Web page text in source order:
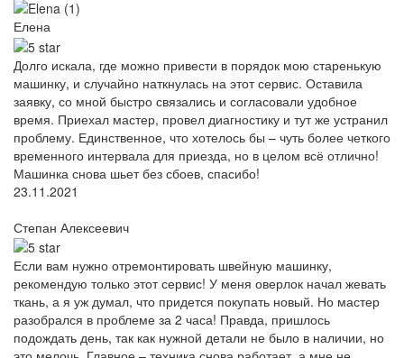
Елена
Долго искала, где можно привести в порядок мою старенькую
машинку, и случайно наткнулась на этот сервис. Оставила
заявку, со мной быстро связались и согласовали удобное
время. Приехал мастер, провел диагностику и тут же устранил
проблему. Единственное, что хотелось бы – чуть более четкого
временного интервала для приезда, но в целом всё отлично!
Машинка снова шьет без сбоев, спасибо!
23.11.2021
Степан Алексеевич
Если вам нужно отремонтировать швейную машинку,
рекомендую только этот сервис! У меня оверлок начал жевать
ткань, а я уж думал, что придется покупать новый. Но мастер
разобрался в проблеме за 2 часа! Правда, пришлось
подождать день, так как нужной детали не было в наличии, но